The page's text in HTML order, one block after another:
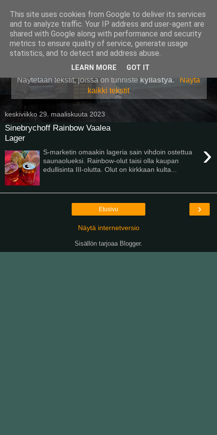
Pullollinen
Näytetään tekstit, joissa on tunniste kyllästyä.
Näytä
kaikki tekstit
keskiviikko 29. maaliskuuta 2023
Sinebrychoff Rainbow Vaalea
Lager
›
S-marketin omaakin lageria sain vihdoin ostettua
saunaolueksi. Rainbow-olut taisi olla kaupan
edullisinta III-olutta. Olut on kirkkaan kulta...
›
Etusivu
Näytä internetversio
Sisällön tarjoaa Blogger.
This site uses cookies from Google to deliver its services
and to analyze traffic. Your IP address and user-agent are
shared with Google along with performance and security
metrics to ensure quality of service, generate usage
statistics, and to detect and address abuse.
LEARN MORE GOT IT